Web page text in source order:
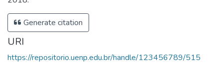
Generate citation
URI
https://repositorio.uenp.edu.br/handle/123456789/515